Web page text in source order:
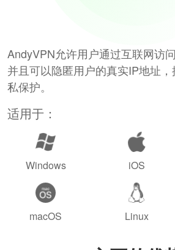
AndyVPN允许用户通过互联网访
并且可以隐匿用户的真实IP地址
私保护。
适用于：
Windows iOS
macOS Linux